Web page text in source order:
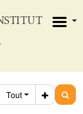
Tout